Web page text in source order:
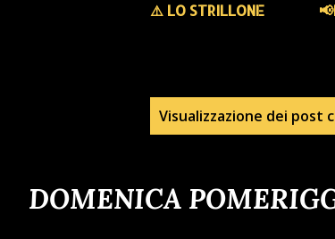
⚠️ LO STRILLONE
s
Visualizzazione dei post
DOMENICA